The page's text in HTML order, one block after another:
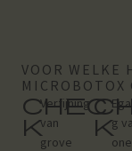
VOOR WELKE
MICROBOTOX
chec
k
Verfijning
van
grove
kg